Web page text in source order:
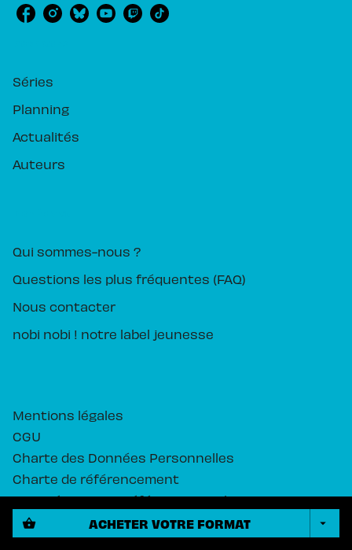
shopping_basket ACHETER VOTRE FORMAT arrow_drop_down
Séries
Planning
Actualités
Auteurs
Qui sommes-nous ?
Questions les plus fréquentes (FAQ)
Nous contacter
nobi nobi ! notre label jeunesse
Mentions légales
CGU
Charte des Données Personnelles
Charte de référencement
Paramétrez vos préférences cookies